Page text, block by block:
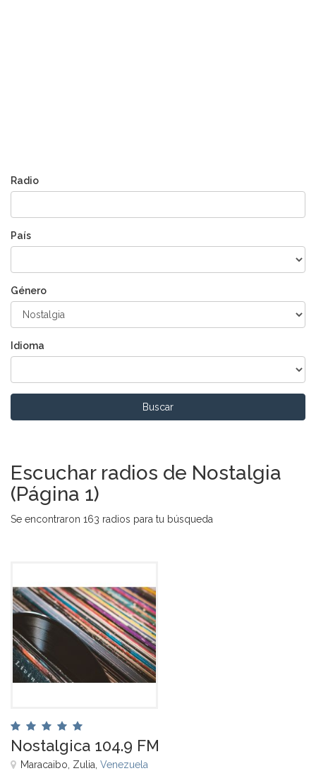
Radio
País
Género
Idioma
Buscar
Escuchar radios de Nostalgia
(Página 1)
Se encontraron 163 radios para tu búsqueda
Nostalgica 104.9 FM
Maracaibo, Zulia, Venezuela